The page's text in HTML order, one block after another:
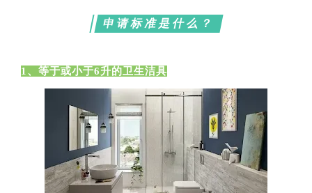
申请标准是什么？
1、等于或小于6升的卫生洁具